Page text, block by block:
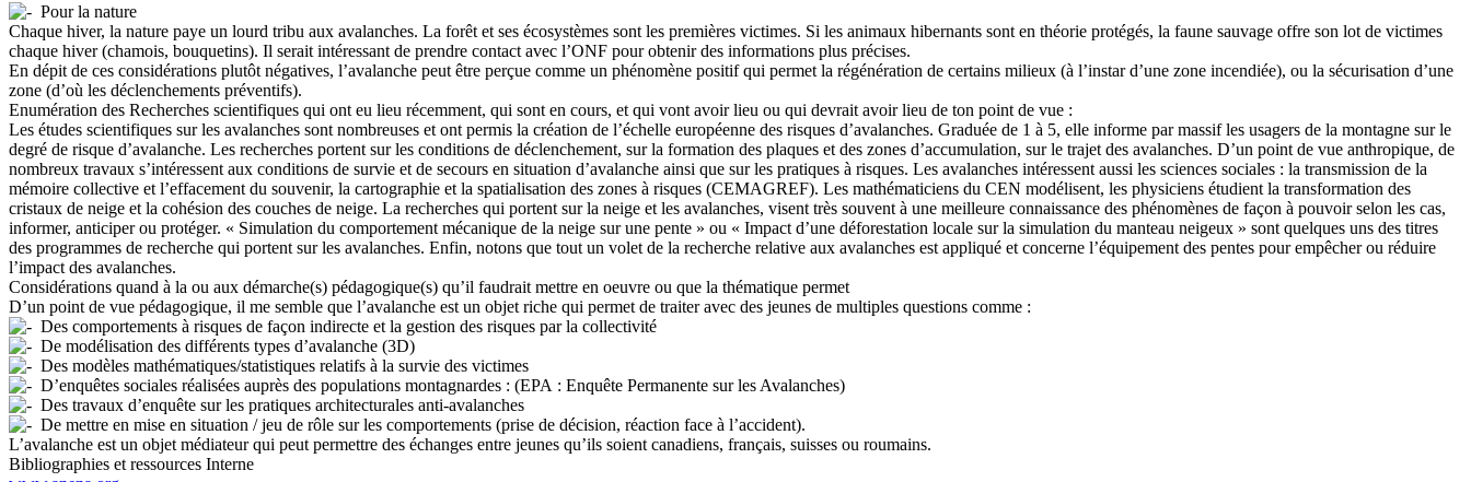
Pour la nature
Chaque hiver, la nature paye un lourd tribu aux avalanches. La forêt et ses écosystèmes sont les premières victimes. Si les animaux hibernants sont en théorie protégés, la faune sauvage offre son lot de victimes
chaque hiver (chamois, bouquetins). Il serait intéressant de prendre contact avec l’ONF pour obtenir des informations plus précises.
En dépit de ces considérations plutôt négatives, l’avalanche peut être perçue comme un phénomène positif qui permet la régénération de certains milieux (à l’instar d’une zone incendiée), ou la sécurisation d’une
zone (d’où les déclenchements préventifs).
Enumération des Recherches scientifiques qui ont eu lieu récemment, qui sont en cours, et qui vont avoir lieu ou qui devrait avoir lieu de ton point de vue :
Les études scientifiques sur les avalanches sont nombreuses et ont permis la création de l’échelle européenne des risques d’avalanches. Graduée de 1 à 5, elle informe par massif les usagers de la montagne sur le
degré de risque d’avalanche. Les recherches portent sur les conditions de déclenchement, sur la formation des plaques et des zones d’accumulation, sur le trajet des avalanches. D’un point de vue anthropique, de
nombreux travaux s’intéressent aux conditions de survie et de secours en situation d’avalanche ainsi que sur les pratiques à risques. Les avalanches intéressent aussi les sciences sociales : la transmission de la
mémoire collective et l’effacement du souvenir, la cartographie et la spatialisation des zones à risques (CEMAGREF). Les mathématiciens du CEN modélisent, les physiciens étudient la transformation des
cristaux de neige et la cohésion des couches de neige. La recherches qui portent sur la neige et les avalanches, visent très souvent à une meilleure connaissance des phénomènes de façon à pouvoir selon les cas,
informer, anticiper ou protéger. « Simulation du comportement mécanique de la neige sur une pente » ou « Impact d’une déforestation locale sur la simulation du manteau neigeux » sont quelques uns des titres
des programmes de recherche qui portent sur les avalanches. Enfin, notons que tout un volet de la recherche relative aux avalanches est appliqué et concerne l’équipement des pentes pour empêcher ou réduire
l’impact des avalanches.
Considérations quand à la ou aux démarche(s) pédagogique(s) qu’il faudrait mettre en oeuvre ou que la thématique permet
D’un point de vue pédagogique, il me semble que l’avalanche est un objet riche qui permet de traiter avec des jeunes de multiples questions comme :
Des comportements à risques de façon indirecte et la gestion des risques par la collectivité
De modélisation des différents types d’avalanche (3D)
Des modèles mathématiques/statistiques relatifs à la survie des victimes
D’enquêtes sociales réalisées auprès des populations montagnardes : (EPA : Enquête Permanente sur les Avalanches)
Des travaux d’enquête sur les pratiques architecturales anti-avalanches
De mettre en mise en situation / jeu de rôle sur les comportements (prise de décision, réaction face à l’accident).
L’avalanche est un objet médiateur qui peut permettre des échanges entre jeunes qu’ils soient canadiens, français, suisses ou roumains.
Bibliographies et ressources Interne